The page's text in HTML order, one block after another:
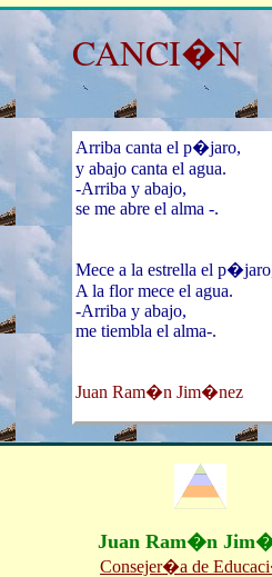
CANCI�N
Arriba canta el p�jaro,
y abajo canta el agua.
-Arriba y abajo,
se me abre el alma -.
Mece a la estrella el
A la flor mece el agua.
-Arriba y abajo,
me tiembla el alma-.
Juan Ram�n Jim�nez
Juan Ram�n
Consejer�a de